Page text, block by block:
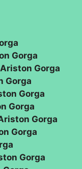
Gorga
Gorga
Gorga
Gorga
Gorga
Gorga
Gorga
Gorga